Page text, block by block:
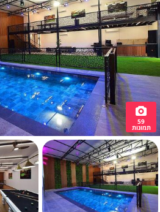
59
תמונות